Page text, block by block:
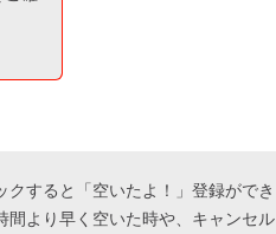
クすると「空いたよ！」登録ができ
間より早く空いた時や、キャンセル